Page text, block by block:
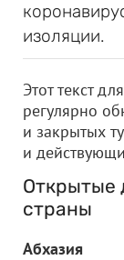
изоляции.
Этот текст
регулярно
и закрытых
и
Открытые
страны
Абхазия